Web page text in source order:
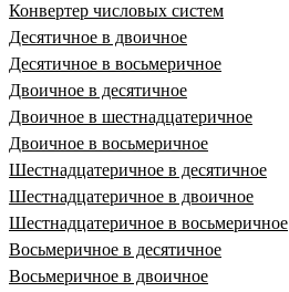
Конвертер числовых систем
Десятичное в двоичное
Десятичное в восьмеричное
Двоичное в десятичное
Двоичное в шестнадцатеричное
Двоичное в восьмеричное
Шестнадцатеричное в десятичное
Шестнадцатеричное в двоичное
Шестнадцатеричное в восьмеричное
Восьмеричное в десятичное
Восьмеричное в двоичное